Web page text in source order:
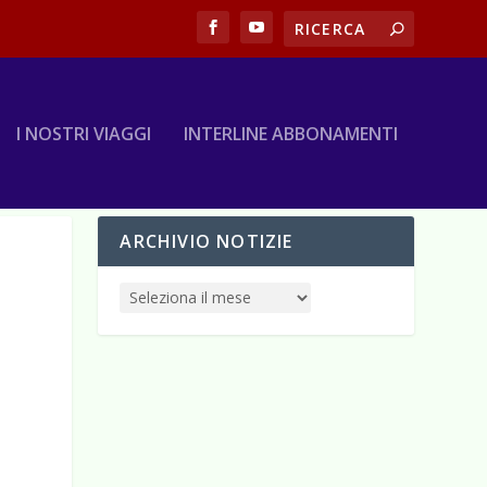
I NOSTRI VIAGGI INTERLINE ABBONAMENTI
ARCHIVIO NOTIZIE